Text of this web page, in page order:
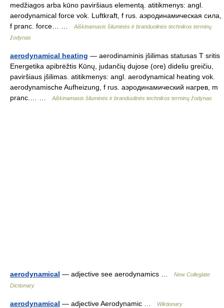
medžiagos arba kūno paviršiaus elementą. atitikmenys: angl.
aerodynamical force vok. Luftkraft, f rus. аэродинамическая сила,
f pranc. force… …
Aiškinamasis šiluminės ir branduolinės technikos terminų
žodynas
aerodynamical heating — aerodinaminis įšilimas statusas T sritis
Energetika apibrėžtis Kūnų, judančių dujose (ore) dideliu greičiu,
paviršiaus įšilimas. atitikmenys: angl. aerodynamical heating vok.
aerodynamische Aufheizung, f rus. аэродинамический нагрев, m
pranc.… …
Aiškinamasis šiluminės ir branduolinės technikos terminų žodynas
aerodynamical — adjective see aerodynamics …
New Collegiate
Dictionary
aerodynamical — adjective Aerodynamic … Wiktionary